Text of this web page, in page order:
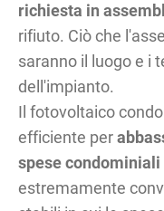
richiesta in
rifiuto. Ciò che
saranno il luogo e i
dell'impianto.
Il fotovoltaico
efficiente per
spese condominiali
estremamente